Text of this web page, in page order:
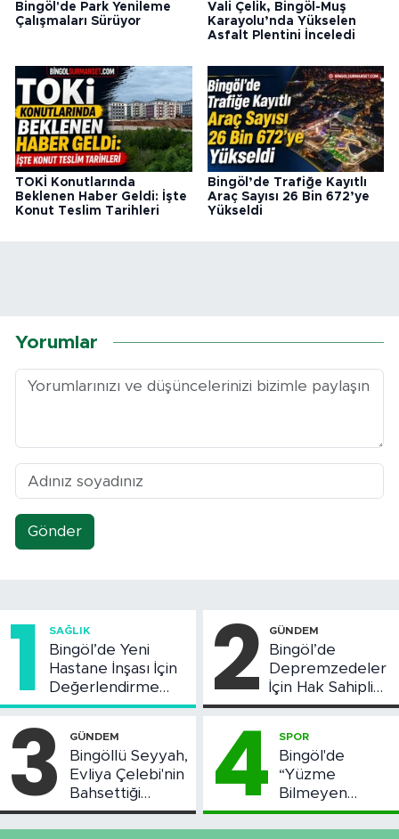
Bingöl'de Park Yenileme
Çalışmaları Sürüyor
Vali Çelik, Bingöl-Muş
Karayolu’nda Yükselen
Asfalt Plentini İnceledi
TOKİ Konutlarında
Beklenen Haber Geldi: İşte
Konut Teslim Tarihleri
Bingöl’de Trafiğe Kayıtlı
Araç Sayısı 26 Bin 672’ye
Yükseldi
Yorumlar
Gönder
1 SAĞLIK
Bingöl’de Yeni
Hastane İnşası İçin
Değerlendirme
Toplantısı Yapıldı
2 GÜNDEM
Bingöl’de
Depremzedeler
İçin Hak Sahipliği
Askı Süreci
3 GÜNDEM
Bingöllü Seyyah,
Evliya Çelebi'nin
Bahsettiği
Bingöl'deki O
Yeri Görüntüledi
4 SPOR
Bingöl'de
“Yüzme
Bilmeyen
Kalmasın”
Projesi Devam